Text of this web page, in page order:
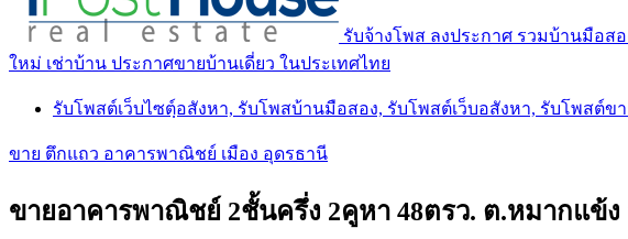
รับจ้างโพส ลงประกาศ รวมบ้านมือส
ใหม่ เช่าบ้าน ประกาศขายบ้านเดี่ยว ในประเทศไทย
รับโพสต์เว็บไซตฺ์อสังหา, รับโพสบ้านมือสอง, รับโพสต์เว็บอสังหา, รับโพสต์ข
ขาย ตึกแถว อาคารพาณิชย์ เมือง อุดรธานี
ขายอาคารพาณิชย์ 2ชั้นครึ่ง 2คูหา 48ตรว. ต.หมากแข้ง